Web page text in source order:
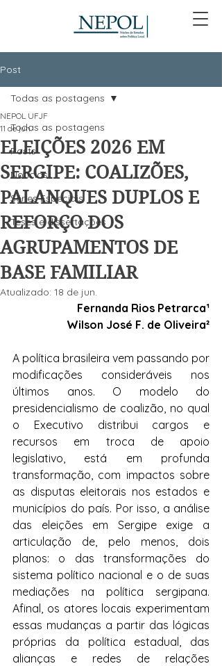
Post
Todas as postagens
Posts
Notícias
Séries Especiais
Teses e dissertações
Todas as postagens
ELEIÇÕES 2026 EM
SERGIPE: COALIZÕES,
PALANQUES DUPLOS E
REFORÇO DOS
AGRUPAMENTOS DE
BASE FAMILIAR
NEPOL UFJF
11 de jun.
Atualizado: 18 de jun.
Fernanda Rios Petrarca¹
Wilson José F. de Oliveira²
A política brasileira vem passando por
modificações consideráveis nos
últimos anos. O modelo do
presidencialismo de coalizão, no qual
o Executivo distribui cargos e
recursos em troca de apoio
legislativo, está em profunda
transformação, com impactos sobre
as disputas eleitorais nos estados e
municípios do país. Por isso, a análise
das eleições em Sergipe exige a
articulação de, pelo menos, dois
planos: o das transformações do
sistema político nacional e o de suas
mediações na política sergipana.
Afinal, os atores locais experimentam
essas mudanças a partir das lógicas
próprias da política estadual, das
alianças e redes de relações